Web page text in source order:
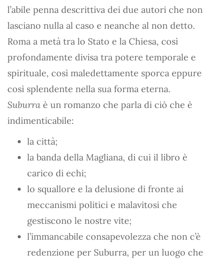
l’abile penna descrittiva dei due autori che non
lasciano nulla al caso e neanche al non detto.
Roma a metà tra lo Stato e la Chiesa, così
profondamente divisa tra potere temporale e
spirituale, così maledettamente sporca eppure
così splendente nella sua forma eterna.
Suburra è un romanzo che parla di ciò che è
indimenticabile:
la città;
la banda della Magliana, di cui il libro è
carico di echi;
lo squallore e la delusione di fronte ai
meccanismi politici e malavitosi che
gestiscono le nostre vite;
l’immancabile consapevolezza che non c’è
redenzione per Suburra, per un luogo che